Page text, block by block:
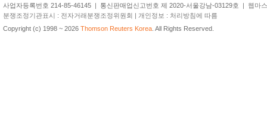
사업자등록번호 214-85-46145 | 통신판매업신고번호 제 2020-서울강남-03129호 | 웹마
분쟁조정기관표시 : 전자거래분쟁조정위원회 | 개인정보 : 처리방침에 따름
Copyright (c) 1998 ~ 2026 Thomson Reuters Korea . All Rights Reserved.